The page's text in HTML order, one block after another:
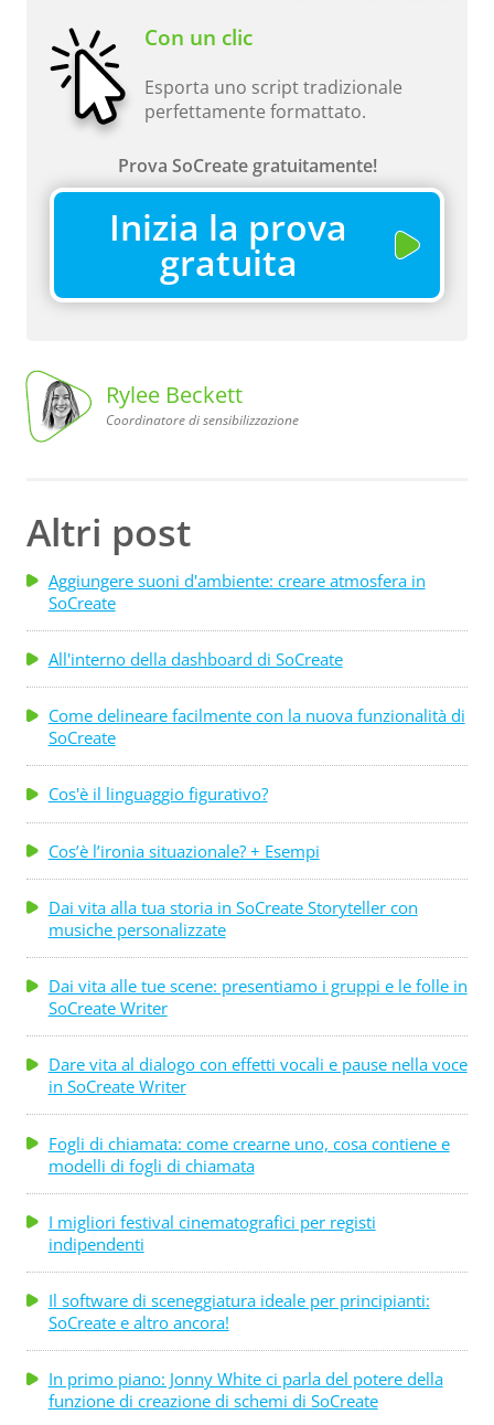
Con un clic
Esporta uno script tradizionale
perfettamente formattato.
Prova SoCreate gratuitamente!
Inizia la prova
gratuita
Rylee
Beckett,
Coordinatore
di sensibilizzazione
Rylee Beckett
Coordinatore di sensibilizzazione
Altri post
Aggiungere suoni d'ambiente: creare atmosfera in
SoCreate
All'interno della dashboard di SoCreate
Come delineare facilmente con la nuova funzionalità di
SoCreate
Cos'è il linguaggio figurativo?
Cos’è l’ironia situazionale? + Esempi
Dai vita alla tua storia in SoCreate Storyteller con
musiche personalizzate
Dai vita alle tue scene: presentiamo i gruppi e le folle in
SoCreate Writer
Dare vita al dialogo con effetti vocali e pause nella voce
in SoCreate Writer
Fogli di chiamata: come crearne uno, cosa contiene e
modelli di fogli di chiamata
I migliori festival cinematografici per registi
indipendenti
Il software di sceneggiatura ideale per principianti:
SoCreate e altro ancora!
In primo piano: Jonny White ci parla del potere della
funzione di creazione di schemi di SoCreate